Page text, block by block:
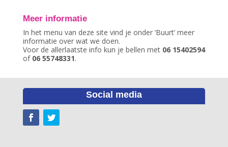
Meer informatie
In het menu van deze site vind je onder ‘Buurt’ meer
informatie over wat we doen.
Voor de allerlaatste info kun je bellen met 06 15402594
of 06 55748331.
Social media